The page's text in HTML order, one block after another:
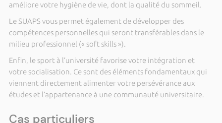
améliore votre hygiène de vie, dont la qualité du sommeil.
Le SUAPS vous permet également de développer des
compétences personnelles qui seront transférables dans le
milieu professionnel (« soft skills »).
Enfin, le sport à l’université favorise votre intégration et
votre socialisation. Ce sont des éléments fondamentaux qui
viennent directement alimenter votre persévérance aux
études et l’appartenance à une communauté universitaire.
Cas particuliers